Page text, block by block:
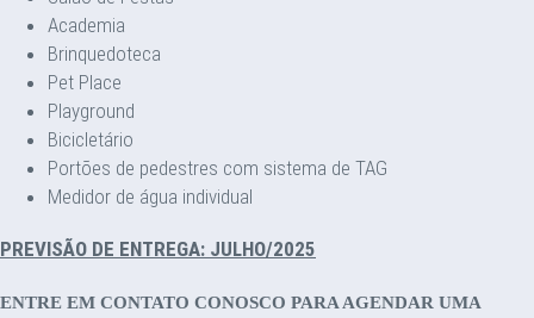
Academia
Brinquedoteca
Pet Place
Playground
Bicicletário
Portões de pedestres com sistema de TAG
Medidor de água individual
PREVISÃO DE ENTREGA: JULHO/2025
ENTRE EM CONTATO CONOSCO PARA AGENDAR UMA